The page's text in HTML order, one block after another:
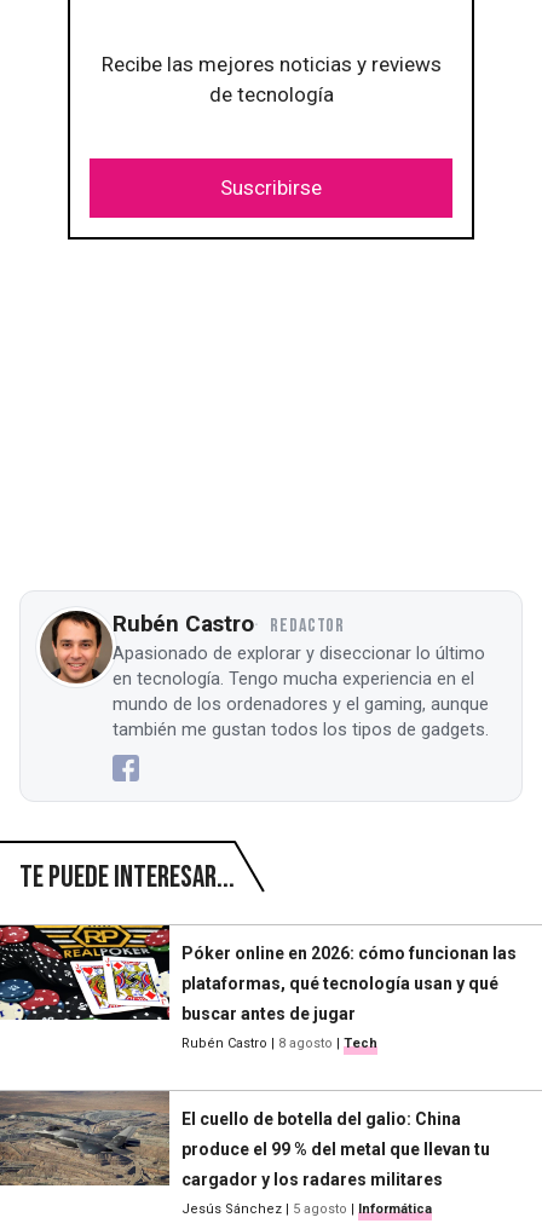
Recibe las mejores noticias y reviews
de tecnología
Suscribirse
Rubén Castro REDACTOR
Apasionado de explorar y diseccionar lo último
en tecnología. Tengo mucha experiencia en el
mundo de los ordenadores y el gaming, aunque
también me gustan todos los tipos de gadgets.
Te puede interesar...
Póker online en 2026: cómo funcionan las
plataformas, qué tecnología usan y qué
buscar antes de jugar
Rubén Castro | 8 agosto | Tech
El cuello de botella del galio: China
produce el 99 % del metal que llevan tu
cargador y los radares militares
Jesús Sánchez | 5 agosto | Informática